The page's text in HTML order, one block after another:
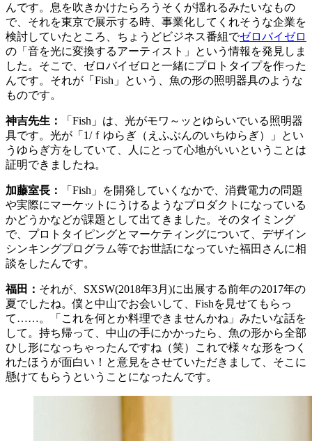
んです。息を吹きかけたらろうそくが揺れるみたいなもの
で、それを東京で展示する時、事業化してくれそうな企業を
検討していたところ、ちょうどビジネス番組でゼロバイゼロ
の「音を光に変換するアーティスト」という情報を発見しま
した。そこで、ゼロバイゼロと一緒にプロトタイプを作った
んです。それが「Fish」という、魚の形の照明器具のような
ものです。
神吉先生：
「Fish」は、光がモワ～ッとゆらいでいる照明器
具です。光が「1/ｆゆらぎ（えふぶんのいちゆらぎ）」とい
うゆらぎ方をしていて、人にとって心地がいいということは
証明できましたね。
加藤室長：
「Fish」を開発していくなかで、消費電力の問題
や実際にマーケットにうけるようなプロダクトになっている
かどうかなどが課題として出てきました。そのタイミング
で、プロトタイピングとマーケティングについて、デザイン
シンキングプログラム等でお世話になっていた福田さんに相
談をしたんです。
福田： それが、SXSW(2018年3月)に出展する前年の2017年の
夏でしたね。僕と中山でお会いして、Fishを見せてもらっ
て……。「これを何とか料理できませんかね」みたいな話を
して。持ち帰って、中山の手にかかったら、魚の形から全部
ひし形になっちゃったんですね（笑）これで様々な形をつく
れたほうが面白い！と意見をさせていただきまして、そこに
懸けてもらうということになったんです。